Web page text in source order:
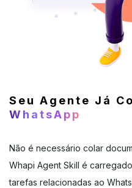
Seu Agente Já
WhatsApp
Não é necessário colar
Whapi Agent Skill é
tarefas relacionadas ao